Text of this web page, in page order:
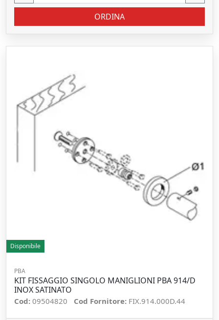
ORDINA
Disponibile
PBA
KIT FISSAGGIO SINGOLO MANIGLIONI PBA 914/D
INOX SATINATO
Cod: 09504820 Cod Fornitore: FIX.914.000D.44